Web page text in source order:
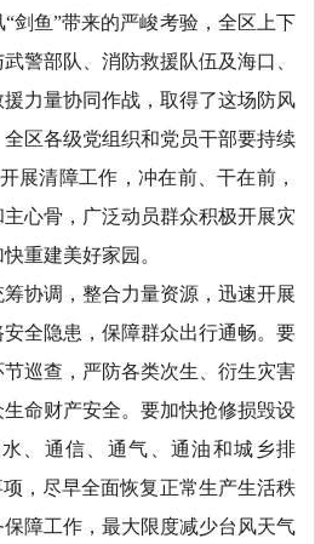
剑鱼”带来的严峻考验，全区上下
警部队、消防救援队伍及海口、
力量协同作战，取得了这场防风
区各级党组织和党员干部要持续
展清障工作，冲在前、干在前，
心骨，广泛动员群众积极开展灾
重建美好家园。
协调，整合力量资源，迅速开展
全隐患，保障群众出行通畅。要
巡查，严防各类次生、衍生灾害
命财产安全。要加快抢修损毁设
、通信、通气、通油和城乡排
，尽早全面恢复正常生产生活秩
障工作，最大限度减少台风天气